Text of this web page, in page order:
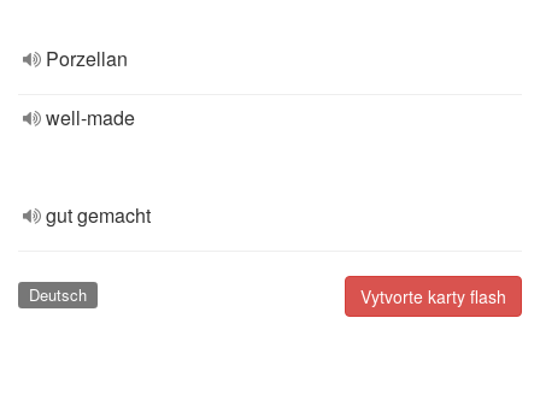
Porzellan
well-made
gut gemacht
Vytvorte karty flash
Deutsch